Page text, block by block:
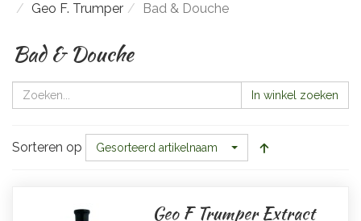
Geo F. Trumper
Bad & Douche
Bad & Douche
In winkel zoeken
Sorteren op Gesorteerd artikelnaam
Geo F Trumper Extract